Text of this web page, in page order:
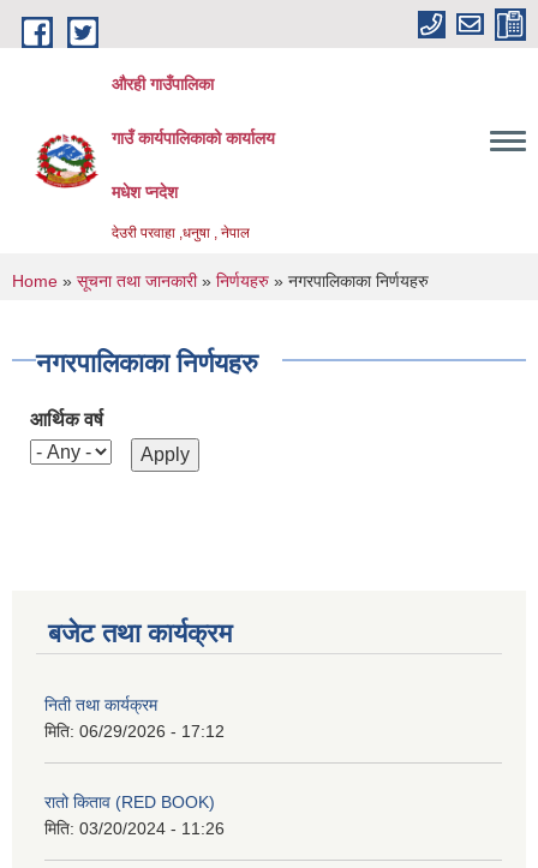
Skip to main content
औरही गाउँपालिका
गाउँ कार्यपालिकाको कार्यालय
मधेश प्नदेश
देउरी परवाहा ,धनुषा , नेपाल
You are here
Home » सूचना तथा जानकारी» निर्णयहरु » नगरपालिकाका निर्णयहरु
नगरपालिकाका निर्णयहरु
आर्थिक वर्ष
बजेट तथा कार्यक्रम
निती तथा कार्यक्रम
मिति: 06/29/2026 - 17:12
रातो किताव (RED BOOK)
मिति: 03/20/2024 - 11:26